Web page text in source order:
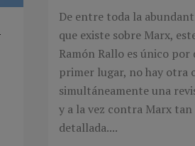
De entre toda la
que existe sobre Marx,
Ramón Rallo es único por
primer lugar, no hay otra
simultáneamente una
y a la vez contra Marx tan
detallada....